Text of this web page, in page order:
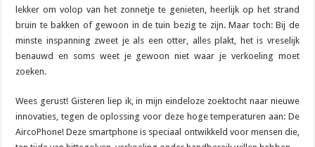
lekker om volop van het zonnetje te genieten, heerlijk op het strand
bruin te bakken of gewoon in de tuin bezig te zijn. Maar toch: Bij de
minste inspanning zweet je als een otter, alles plakt, het is vreselijk
benauwd en soms weet je gewoon niet waar je verkoeling moet
zoeken.
Wees gerust! Gisteren liep ik, in mijn eindeloze zoektocht naar nieuwe
innovaties, tegen de oplossing voor deze hoge temperaturen aan: De
AircoPhone! Deze smartphone is speciaal ontwikkeld voor mensen die,